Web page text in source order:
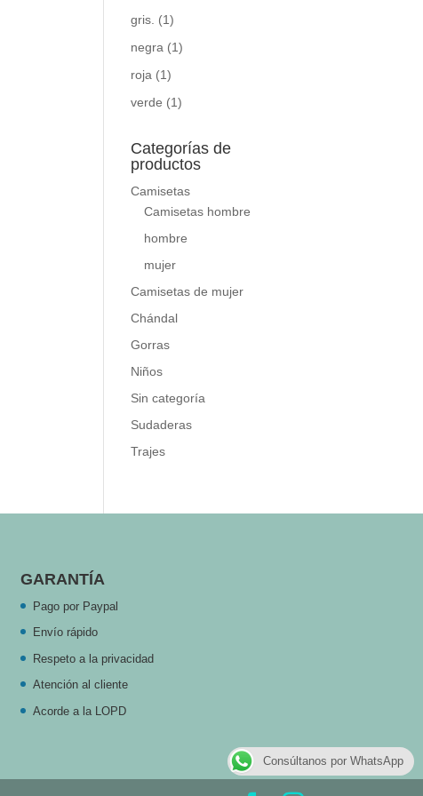
gris. (1)
negra (1)
roja (1)
verde (1)
Categorías de
productos
Camisetas
Camisetas hombre
hombre
mujer
Camisetas de mujer
Chándal
Gorras
Niños
Sin categoría
Sudaderas
Trajes
GARANTÍA
Pago por Paypal
Envío rápido
Respeto a la privacidad
Atención al cliente
Acorde a la LOPD
Consúltanos por WhatsApp